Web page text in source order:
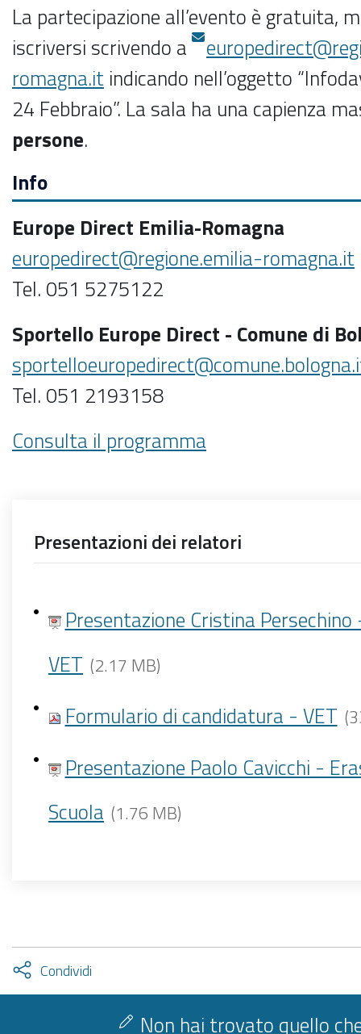
La partecipazione all’evento è gratuita,
iscriversi scrivendo a
romagna.it indicando nell’oggetto
24 Febbraio”. La sala ha una capienza
persone.
Info
Europe Direct Emilia-Romagna
europedirect@regione.emilia-romagna.it
Tel. 051 5275122
Sportello Europe Direct - Comune di
Tel. 051 2193158
Consulta il programma
Presentazioni dei relatori
Presentazione Cristina
VET (2.17 MB)
Formulario di candidatura - VET
Presentazione Paolo Cavicchi -
Scuola (1.76 MB)
Condividi
facebook
twitter
Attiva
condividi
Non hai trovato quello